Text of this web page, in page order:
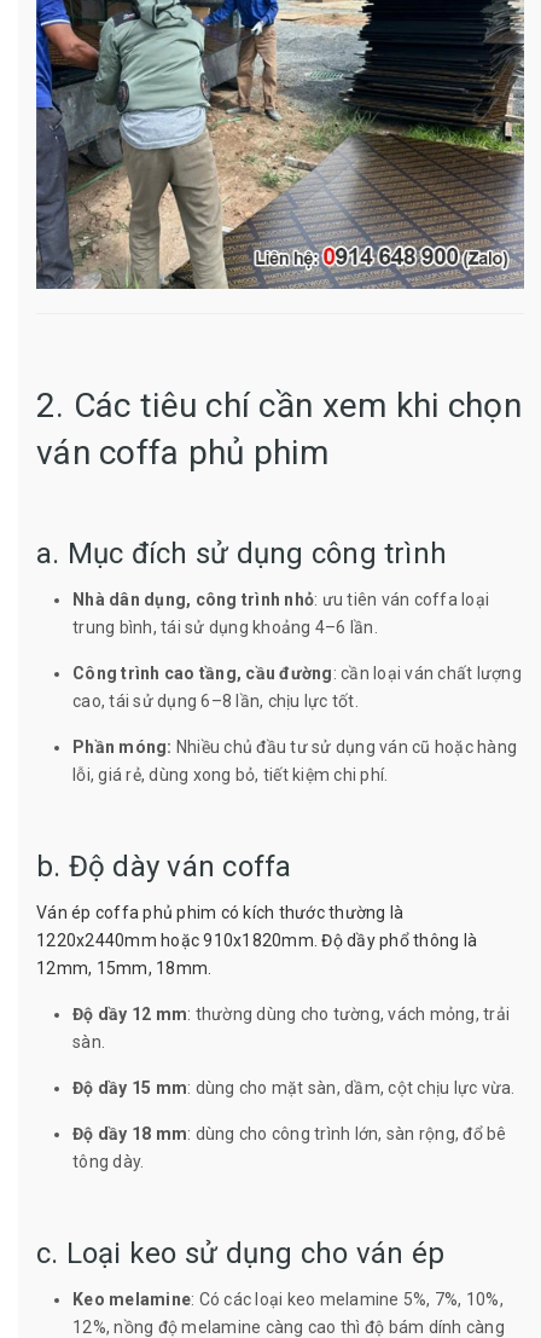
2. Các tiêu chí cần xem khi chọn
ván coffa phủ phim
a. Mục đích sử dụng công trình
Nhà dân dụng, công trình nhỏ: ưu tiên ván coffa loại
trung bình, tái sử dụng khoảng 4–6 lần.
Công trình cao tầng, cầu đường: cần loại ván chất lượng
cao, tái sử dụng 6–8 lần, chịu lực tốt.
Phần móng: Nhiều chủ đầu tư sử dụng ván cũ hoặc hàng
lỗi, giá rẻ, dùng xong bỏ, tiết kiệm chi phí.
b. Độ dày ván coffa
Ván ép coffa phủ phim có kích thước thường là
1220x2440mm hoặc 910x1820mm. Độ dầy phổ thông là
12mm, 15mm, 18mm.
Độ dầy 12 mm: thường dùng cho tường, vách mỏng, trải
sàn.
Độ dầy 15 mm: dùng cho mặt sàn, dầm, cột chịu lực vừa.
Độ dầy 18 mm: dùng cho công trình lớn, sàn rộng, đổ bê
tông dày.
c. Loại keo sử dụng cho ván ép
Keo melamine: Có các loại keo melamine 5%, 7%, 10%,
12%, nồng độ melamine càng cao thì độ bám dính càng